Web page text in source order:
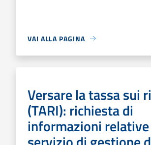
VAI ALLA PAGINA
Versare la tassa sui
(TARI): richiesta di
informazioni